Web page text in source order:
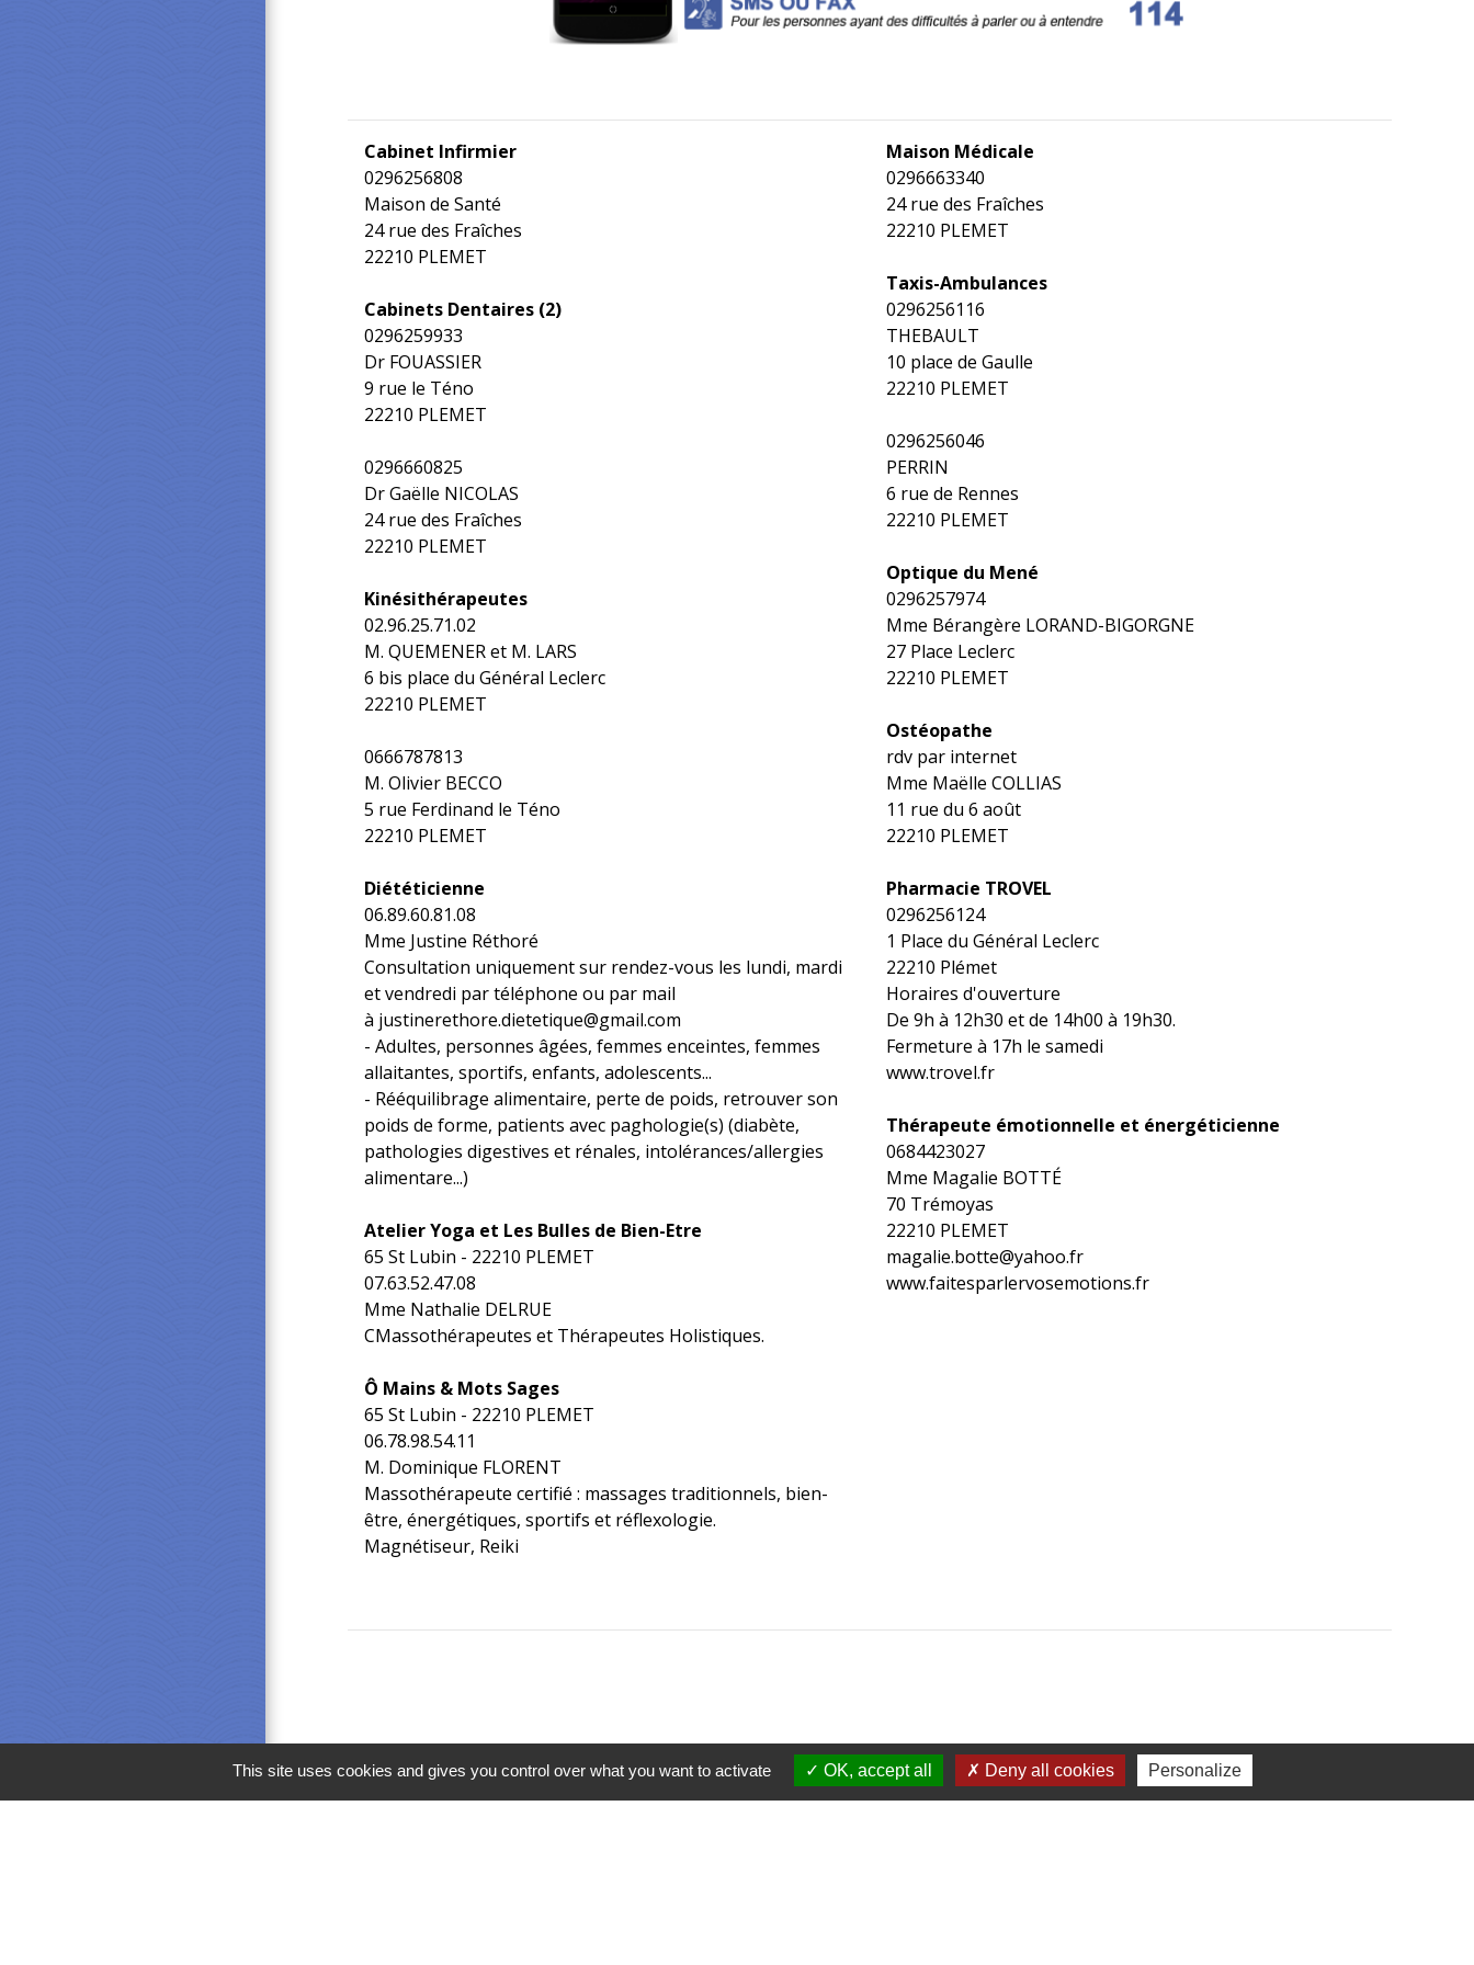
Cabinet Infirmier
0296256808
Maison de Santé
24 rue des Fraîches
22210 PLEMET
Cabinets Dentaires (2)
0296259933
Dr FOUASSIER
9 rue le Téno
22210 PLEMET
0296660825
Dr Gaëlle NICOLAS
24 rue des Fraîches
22210 PLEMET
Kinésithérapeutes
02.96.25.71.02
M. QUEMENER et M. LARS
6 bis place du Général Leclerc
22210 PLEMET
0666787813
M. Olivier BECCO
5 rue Ferdinand le Téno
22210 PLEMET
Diététicienne
06.89.60.81.08
Mme Justine Réthoré
Consultation uniquement sur rendez-vous les lundi, mardi
et vendredi par téléphone ou par mail
à justinerethore.dietetique@gmail.com
- Adultes, personnes âgées, femmes enceintes, femmes
allaitantes, sportifs, enfants, adolescents...
- Rééquilibrage alimentaire, perte de poids, retrouver son
poids de forme, patients avec paghologie(s) (diabète,
pathologies digestives et rénales, intolérances/allergies
alimentare...)
Atelier Yoga et Les Bulles de Bien-Etre
65 St Lubin - 22210 PLEMET
07.63.52.47.08
Mme Nathalie DELRUE
CMassothérapeutes et Thérapeutes Holistiques.
Ô Mains & Mots Sages
65 St Lubin - 22210 PLEMET
06.78.98.54.11
M. Dominique FLORENT
Massothérapeute certifié : massages traditionnels, bien-
être, énergétiques, sportifs et réflexologie.
Magnétiseur, Reiki
Maison Médicale
0296663340
24 rue des Fraîches
22210 PLEMET
Taxis-Ambulances
0296256116
THEBAULT
10 place de Gaulle
22210 PLEMET
0296256046
PERRIN
6 rue de Rennes
22210 PLEMET
Optique du Mené
0296257974
Mme Bérangère LORAND-BIGORGNE
27 Place Leclerc
22210 PLEMET
Ostéopathe
rdv par internet
Mme Maëlle COLLIAS
11 rue du 6 août
22210 PLEMET
Pharmacie TROVEL
0296256124
1 Place du Général Leclerc
22210 Plémet
Horaires d'ouverture
De 9h à 12h30 et de 14h00 à 19h30.
Fermeture à 17h le samedi
www.trovel.fr
Thérapeute émotionnelle et énergéticienne
0684423027
Mme Magalie BOTTÉ
70 Trémoyas
22210 PLEMET
magalie.botte@yahoo.fr
www.faitesparlervosemotions.fr
Contacts
This site uses cookies and gives you control over what you want to activate OK, accept all Deny all cookies Personalize